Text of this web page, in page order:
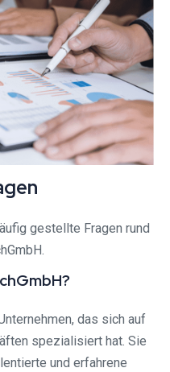
gestellte Fragen rund
das sich auf
spezialisiert hat. Sie
und erfahrene